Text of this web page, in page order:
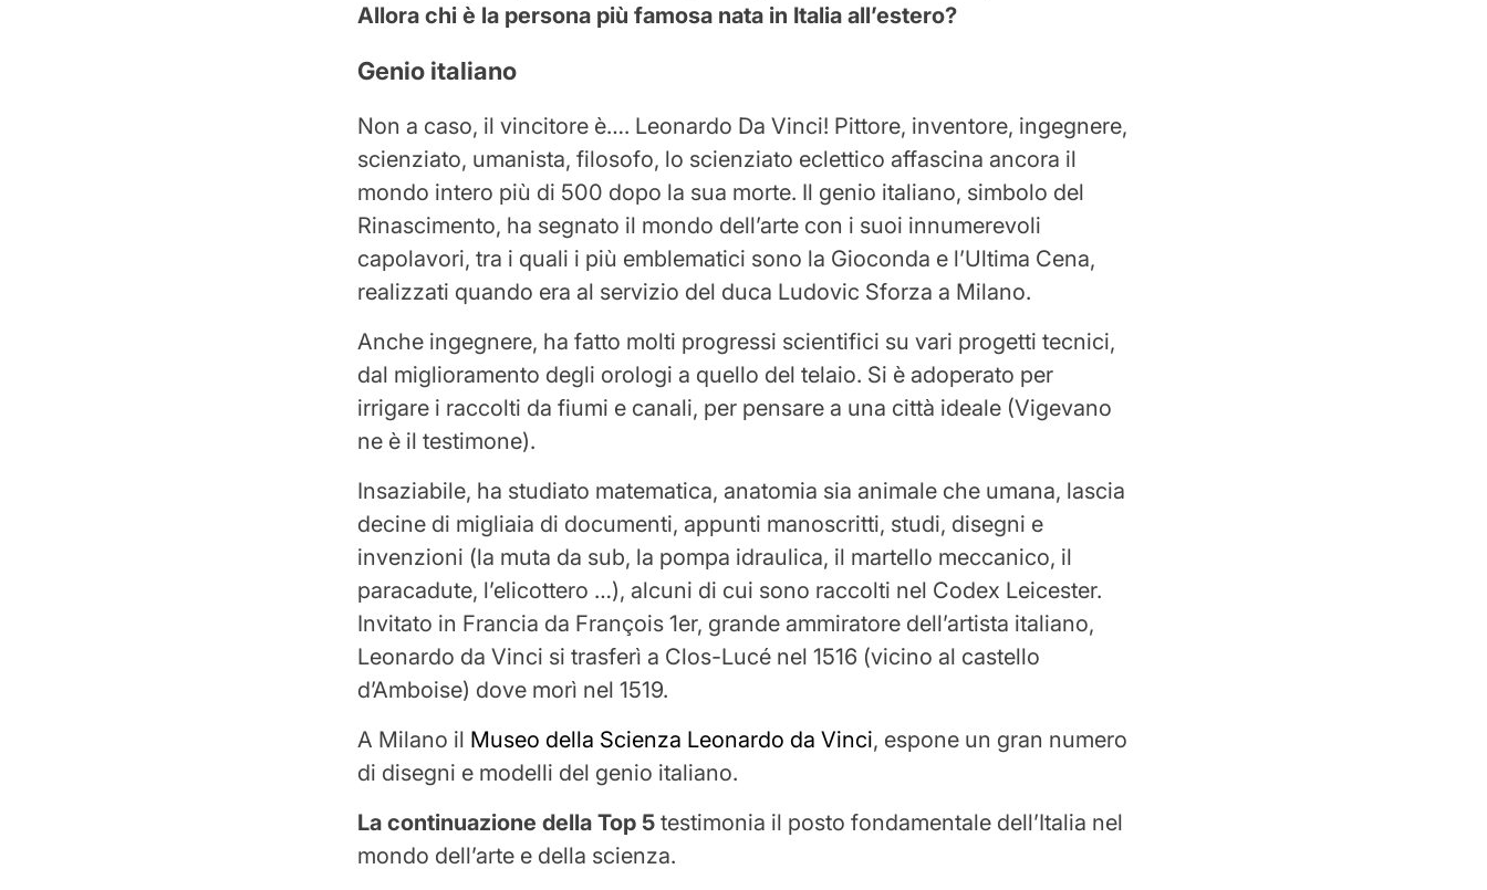
Allora chi è la persona più famosa nata in Italia all’estero?
Genio italiano
Non a caso, il vincitore è…. Leonardo Da Vinci! Pittore, inventore, ingegnere,
scienziato, umanista, filosofo, lo scienziato eclettico affascina ancora il
mondo intero più di 500 dopo la sua morte. Il genio italiano, simbolo del
Rinascimento, ha segnato il mondo dell’arte con i suoi innumerevoli
capolavori, tra i quali i più emblematici sono la Gioconda e l’Ultima Cena,
realizzati quando era al servizio del duca Ludovic Sforza a Milano.
Anche ingegnere, ha fatto molti progressi scientifici su vari progetti tecnici,
dal miglioramento degli orologi a quello del telaio. Si è adoperato per
irrigare i raccolti da fiumi e canali, per pensare a una città ideale (Vigevano
ne è il testimone).
Insaziabile, ha studiato matematica, anatomia sia animale che umana, lascia
decine di migliaia di documenti, appunti manoscritti, studi, disegni e
invenzioni (la muta da sub, la pompa idraulica, il martello meccanico, il
paracadute, l’elicottero …), alcuni di cui sono raccolti nel Codex Leicester.
Invitato in Francia da François 1er, grande ammiratore dell’artista italiano,
Leonardo da Vinci si trasferì a Clos-Lucé nel 1516 (vicino al castello
d’Amboise) dove morì nel 1519.
A Milano il Museo della Scienza Leonardo da Vinci, espone un gran numero
di disegni e modelli del genio italiano.
La continuazione della Top 5testimonia il posto fondamentale dell’Italia nel
mondo dell’arte e della scienza.